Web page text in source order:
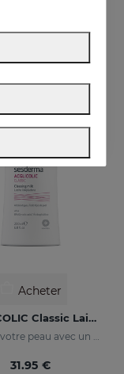
54.95 €
Acheter
ACGLICOLIC Classic Lait Nettoyant
Ravivez votre peau avec un niveau d’efficacité jamais égalé
31.95 €